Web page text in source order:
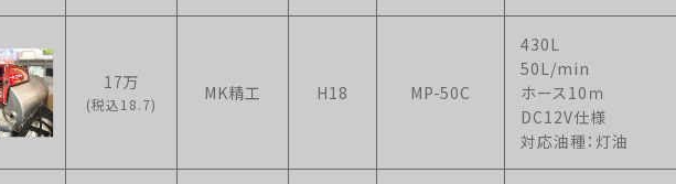
17万
(税込18.7)
MK精工 H18 MP-50C
430L
50L/min
ホース10ｍ
DC12V仕様
対応油種：灯油